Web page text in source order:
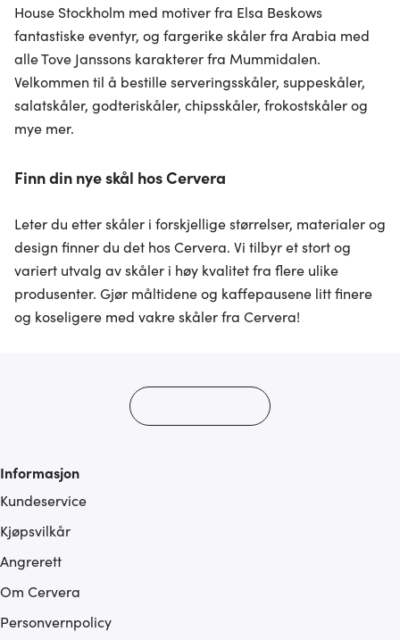
House Stockholm med motiver fra Elsa Beskows
fantastiske eventyr, og fargerike skåler fra Arabia med
alle Tove Janssons karakterer fra Mummidalen.
Velkommen til å bestille serveringsskåler, suppeskåler,
salatskåler, godteriskåler, chipsskåler, frokostskåler og
mye mer.
Finn din nye skål hos Cervera
Leter du etter skåler i forskjellige størrelser, materialer og
design finner du det hos Cervera. Vi tilbyr et stort og
variert utvalg av skåler i høy kvalitet fra flere ulike
produsenter. Gjør måltidene og kaffepausene litt finere
og koseligere med vakre skåler fra Cervera!
Informasjon
Kundeservice
Kjøpsvilkår
Angrerett
Om Cervera
Personvernpolicy